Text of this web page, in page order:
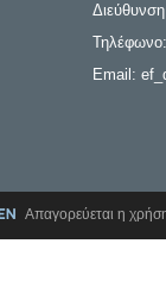
Email:
Απαγορεύεται η